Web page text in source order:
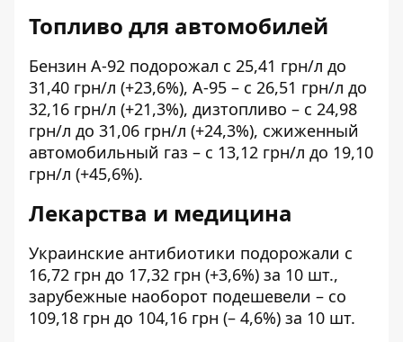
Топливо для автомобилей
Бензин А-92 подорожал с 25,41 грн/л до
31,40 грн/л (+23,6%), А-95 – с 26,51 грн/л до
32,16 грн/л (+21,3%), дизтопливо – с 24,98
грн/л до 31,06 грн/л (+24,3%), сжиженный
автомобильный газ – с 13,12 грн/л до 19,10
грн/л (+45,6%).
Лекарства и медицина
Украинские антибиотики подорожали с
16,72 грн до 17,32 грн (+3,6%) за 10 шт.,
зарубежные наоборот подешевели – со
109,18 грн до 104,16 грн (– 4,6%) за 10 шт.